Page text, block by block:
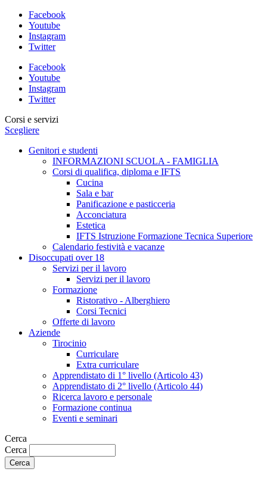
Facebook
Youtube
Instagram
Twitter
Facebook
Youtube
Instagram
Twitter
Corsi e servizi
Scegliere
Genitori e studenti
INFORMAZIONI SCUOLA - FAMIGLIA
Corsi di qualifica, diploma e IFTS
Cucina
Sala e bar
Panificazione e pasticceria
Acconciatura
Estetica
IFTS Istruzione Formazione Tecnica Superiore
Calendario festività e vacanze
Disoccupati over 18
Servizi per il lavoro
Servizi per il lavoro
Formazione
Ristorativo - Alberghiero
Corsi Tecnici
Offerte di lavoro
Aziende
Tirocinio
Curriculare
Extra curriculare
Apprendistato di 1° livello (Articolo 43)
Apprendistato di 2° livello (Articolo 44)
Ricerca lavoro e personale
Formazione continua
Eventi e seminari
Cerca
Cerca